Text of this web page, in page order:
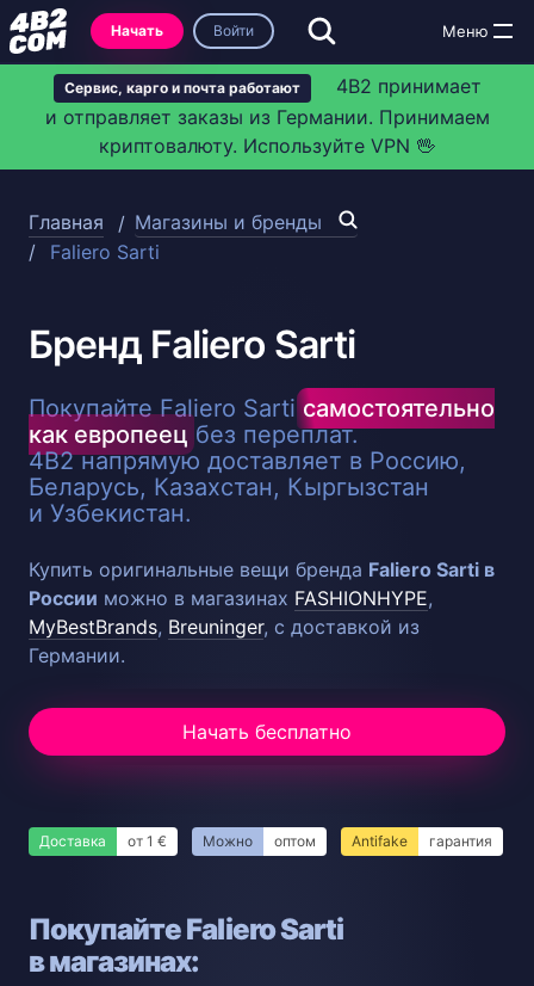
Сервис, карго и почта работают
4B2 принимает
и отправляет заказы из Германии. Принимаем
криптовалюту. Используйте VPN 🖖
Начать Войти
Главная
Магазины и бренды
Faliero Sarti
Бренд Faliero Sarti
Покупайте Faliero Sartiсамостоятельно
как европеец без переплат.
4B2 напрямую доставляет в Россию,
Беларусь, Казахстан, Кыргызстан
и Узбекистан.
Купить оригинальные вещи бренда Faliero Sarti в
России можно в магазинах FASHIONHYPE,
MyBestBrands, Breuninger, с доставкой из
Германии.
Начать бесплатно
Доставка от 1 € Можно оптом Antifake гарантия
Покупайте Faliero Sarti
в магазинах: